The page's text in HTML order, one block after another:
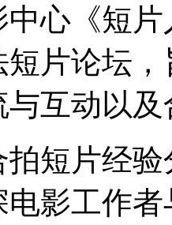
心《短
片论坛
与互动以
短片经
影工作